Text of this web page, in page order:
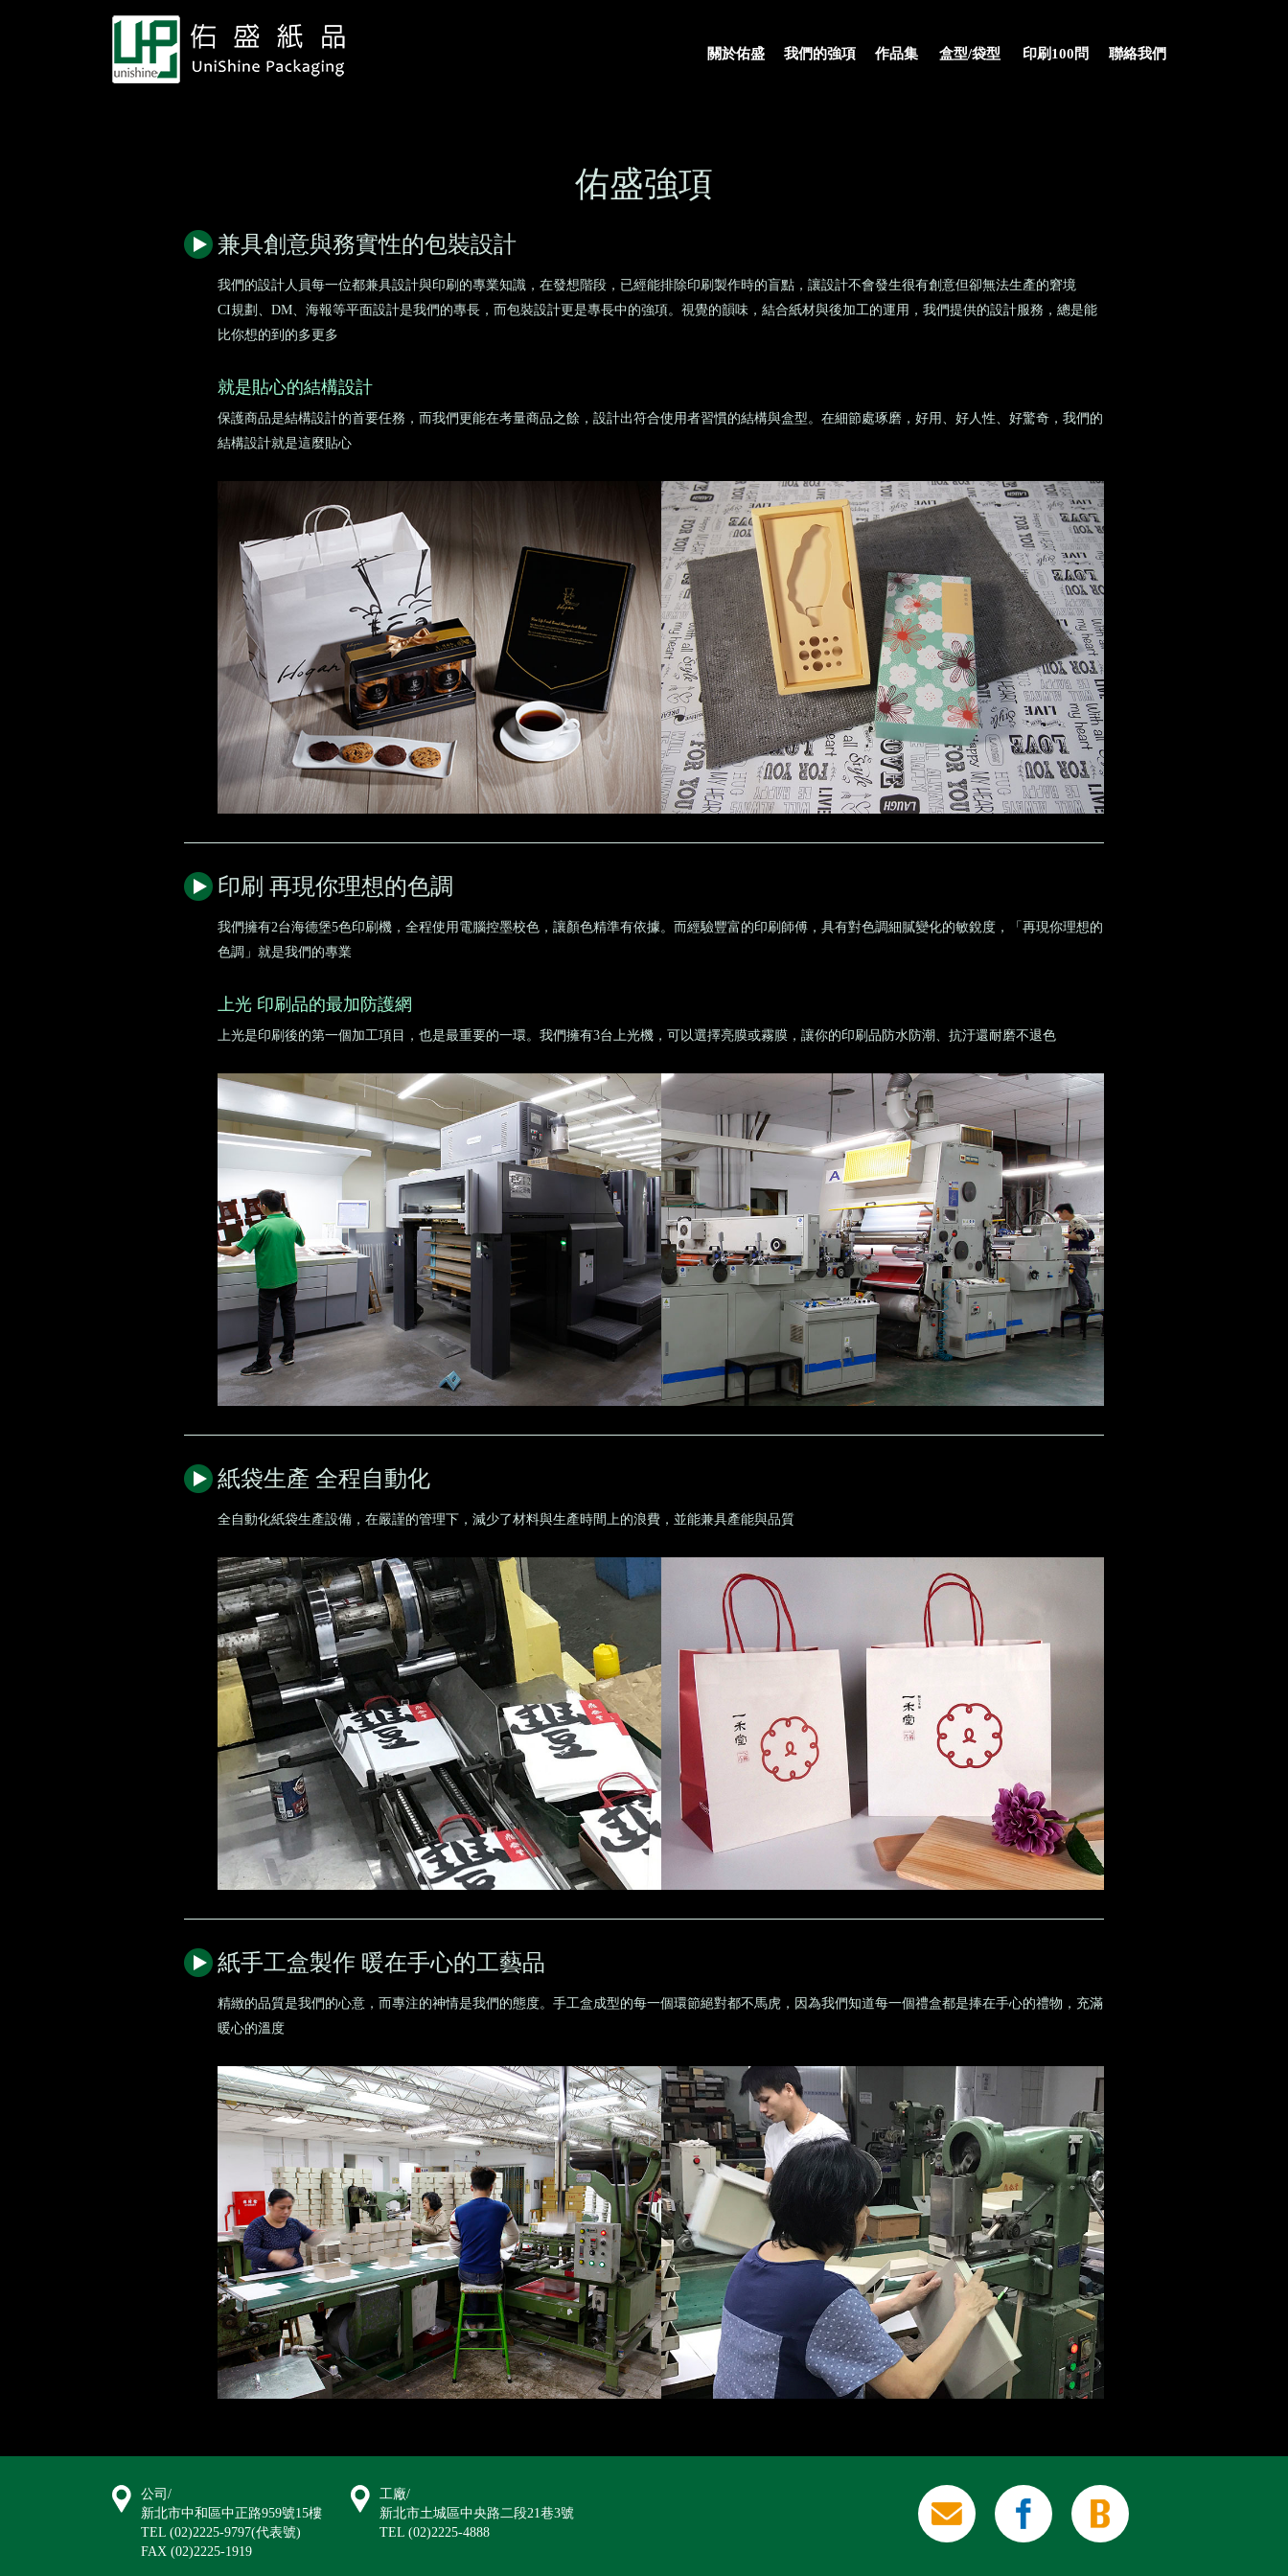
關於佑盛 我們的強項 作品集 盒型/袋型 印刷100問 聯絡我們
佑盛強項
兼具創意與務實性的包裝設計
我們的設計人員每一位都兼具設計與印刷的專業知識，在發想階段，已經能排除印刷製作時的盲點，讓設計不會發生很有創意但卻無法生產的窘境
CI規劃、DM、海報等平面設計是我們的專長，而包裝設計更是專長中的強項。視覺的韻味，結合紙材與後加工的運用，我們提供的設計服務，總是能
比你想的到的多更多
就是貼心的結構設計
保護商品是結構設計的首要任務，而我們更能在考量商品之餘，設計出符合使用者習慣的結構與盒型。在細節處琢磨，好用、好人性、好驚奇，我們的
結構設計就是這麼貼心
印刷 再現你理想的色調
我們擁有2台海德堡5色印刷機，全程使用電腦控墨校色，讓顏色精準有依據。而經驗豐富的印刷師傅，具有對色調細膩變化的敏銳度，「再現你理想的
色調」就是我們的專業
上光 印刷品的最加防護網
上光是印刷後的第一個加工項目，也是最重要的一環。我們擁有3台上光機，可以選擇亮膜或霧膜，讓你的印刷品防水防潮、抗汙還耐磨不退色
紙袋生產 全程自動化
全自動化紙袋生產設備，在嚴謹的管理下，減少了材料與生產時間上的浪費，並能兼具產能與品質
紙手工盒製作 暖在手心的工藝品
精緻的品質是我們的心意，而專注的神情是我們的態度。手工盒成型的每一個環節絕對都不馬虎，因為我們知道每一個禮盒都是捧在手心的禮物，充滿
暖心的溫度
公司/
新北市中和區中正路959號15樓
TEL (02)2225-9797(代表號)
FAX (02)2225-1919
工廠/
新北市土城區中央路二段21巷3號
TEL (02)2225-4888